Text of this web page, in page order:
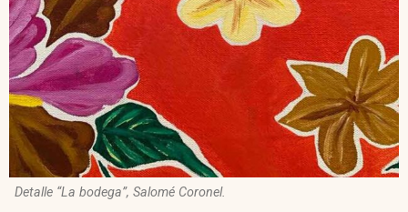
Detalle “La bodega”, Salomé Coronel.